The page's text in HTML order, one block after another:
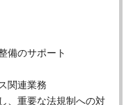
備のサポート
関連業務
、重要な法規制への対